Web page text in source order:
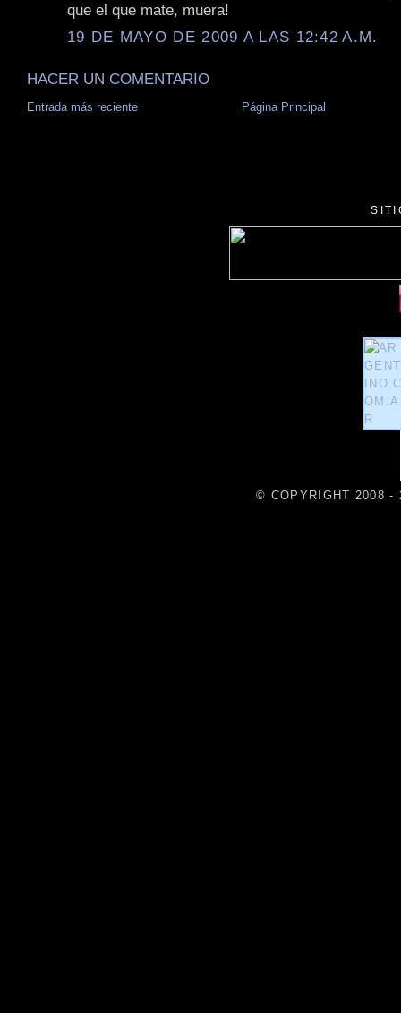
que el que mate, muera!
19 DE MAYO DE 2009 A LAS 12:42 A.M.
HACER UN COMENTARIO
Entrada más reciente Página Principal
© COPYRIGHT 2008